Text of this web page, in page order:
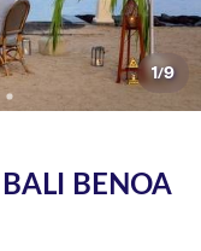
1/9
BENOA